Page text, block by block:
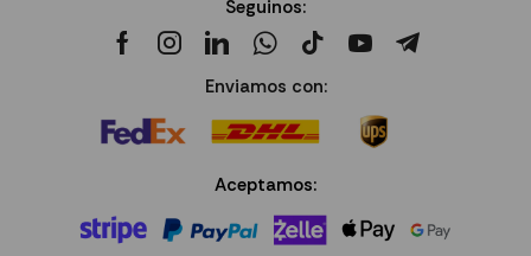
Seguinos:
Enviamos con:
Aceptamos: